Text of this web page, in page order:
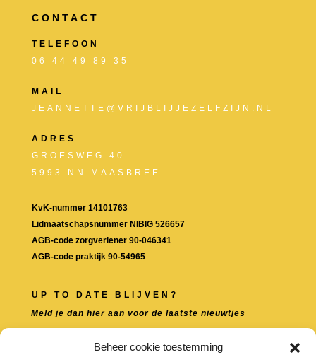
Beheer cookie toestemming
CONTACT
TELEFOON
06 44 49 89 35
MAIL
JEANNETTE@VRIJBLIJJEZELFZIJN.NL
ADRES
GROESWEG 40
5993 NN MAASBREE
KvK-nummer 14101763
Lidmaatschapsnummer NIBIG 526657
AGB-code zorgverlener 90-046341
AGB-code praktijk 90-54965
UP TO DATE BLIJVEN?
Meld je dan hier aan voor de laatste nieuwtjes